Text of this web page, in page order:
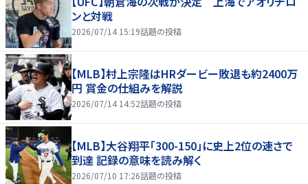
ンと対戦
2026/07/14 15:19話題の投稿
【MLB】村上宗隆はHRダービー敗退も約2400万
円 賞金の仕組みを解説
2026/07/14 14:52話題の投稿
【MLB】大谷翔平「300-150」に史上2位の速さで
到達 記録の意味を読み解く
2026/07/10 17:26話題の投稿